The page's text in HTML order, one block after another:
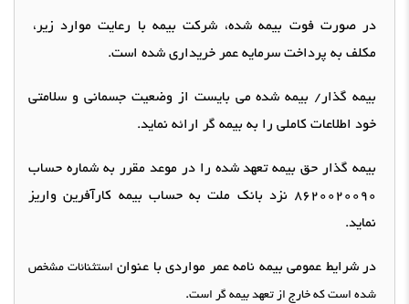
در صورت فوت بیمه شده، شرکت بیمه با رعایت موارد زیر،
مکلف به پرداخت سرمایه عمر خریداری شده است.
بیمه گذار / بیمه شده می بایست از وضعیت جسمانی و سلامتی
خود اطلاعات کاملی را به بیمه گر ارائه نماید.
بیمه گذار حق بیمهتعهدشده را در موعد مقرر به شماره حساب
8620020090 نزد بانک ملت به حساب بیمه کارآفرین واریز
نماید.
در شرایط عمومی بیمه نامه عمر مواردی با عنوان استثنائات مشخص
شده است که خارج از تعهد بیمه گر است.